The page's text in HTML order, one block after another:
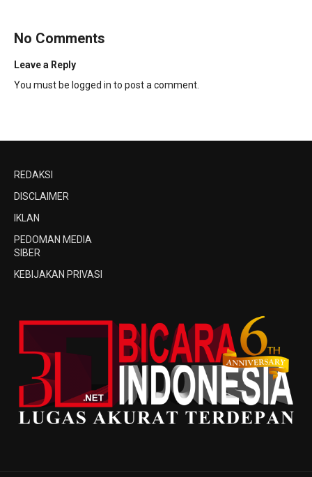
No Comments
Leave a Reply
You must be logged in to post a comment.
REDAKSI
DISCLAIMER
IKLAN
PEDOMAN MEDIA
SIBER
KEBIJAKAN PRIVASI